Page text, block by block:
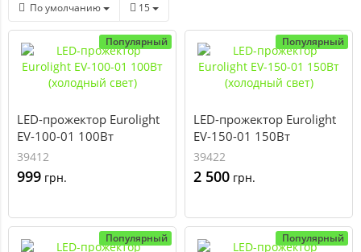
По умолчанию 15
Популярный
LED-прожектор Eurolight
EV-100-01 100Вт
(холодный свет)
39412
999 грн.
Популярный
LED-прожектор Eurolight
EV-150-01 150Вт
(холодный свет)
39422
2 500 грн.
Популярный Популярный